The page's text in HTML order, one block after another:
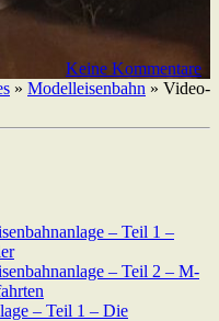
Keine Kommentare
» Modelleisenbahn » Video-
– Teil 1 –
– Teil 2 – M-
– Teil 1 – Die